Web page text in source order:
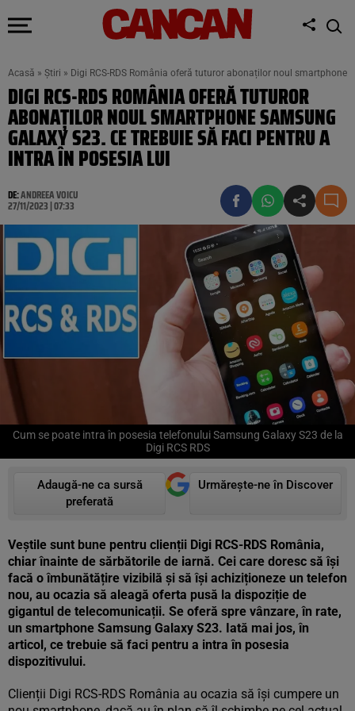
Acasă » Știri » Digi RCS-RDS România oferă tuturor abonaților noul
DIGI RCS-RDS ROMÂNIA OFERĂ TUTUROR
ABONAȚILOR NOUL SMARTPHONE SAMSUNG
GALAXY S23. CE TREBUIE SĂ FACI PENTRU A
INTRA ÎN POSESIA LUI
DE:ANDREEA VOICU
27/11/2023 | 07:33
Cum se poate intra în posesia telefonului Samsung Galaxy S23 de la
Digi RCS RDS
Adaugă-ne ca sursă
preferată
Urmărește-ne în Discover
Veștile sunt bune pentru clienții Digi RCS-RDS România,
chiar înainte de sărbătorile de iarnă. Cei care doresc să își
facă o îmbunătățire vizibilă și să își achiziționeze un telefon
nou, au ocazia să aleagă oferta pusă la dispoziție de
gigantul de telecomunicații. Se oferă spre vânzare, în rate,
un smartphone Samsung Galaxy S23. Iată mai jos, în
articol, ce trebuie să faci pentru a intra în posesia
dispozitivului.
Clienții Digi RCS-RDS România au ocazia să își cumpere un